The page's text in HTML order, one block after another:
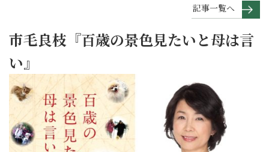
記事一覧へ
市毛良枝『百歳の景色見たいと母は言
い』